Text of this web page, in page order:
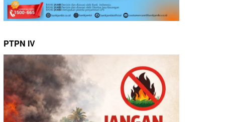
PTPN IV